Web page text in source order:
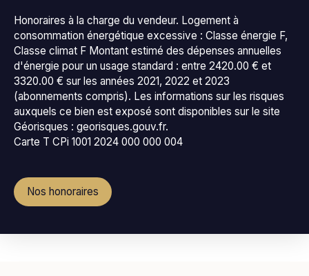
Honoraires à la charge du vendeur. Logement à
consommation énergétique excessive : Classe énergie F,
Classe climat F Montant estimé des dépenses annuelles
d'énergie pour un usage standard : entre 2420.00 € et
3320.00 € sur les années 2021, 2022 et 2023
(abonnements compris). Les informations sur les risques
auxquels ce bien est exposé sont disponibles sur le site
Géorisques : georisques.gouv.fr.
Carte T CPi 1001 2024 000 000 004
Nos honoraires